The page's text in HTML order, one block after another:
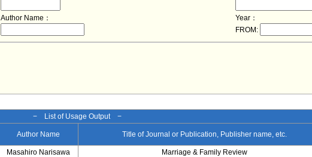
Author Name：
Year：
FROM:
− List of Usage Output −
Author Name Title of Journal or Publication, Publisher name, etc.
Masahiro Narisawa Marriage & Family Review